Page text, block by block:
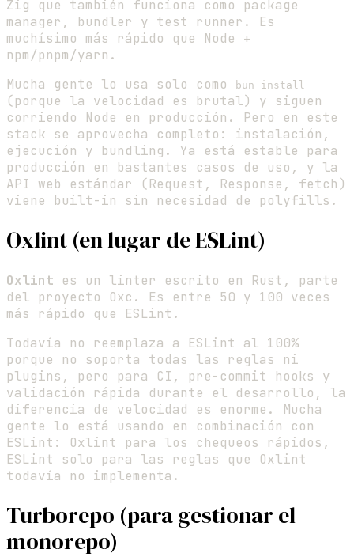
Zig que también funciona como package
manager, bundler y test runner. Es
muchísimo más rápido que Node +
npm/pnpm/yarn.
Mucha gente lo usa solo como
bun install
(porque la velocidad es brutal) y siguen
corriendo Node en producción. Pero en este
stack se aprovecha completo: instalación,
ejecución y bundling. Ya está estable para
producción en bastantes casos de uso, y la
API web estándar (Request, Response, fetch)
viene built-in sin necesidad de polyfills.
Oxlint (en lugar de ESLint)
Oxlint es un linter escrito en Rust, parte
del proyecto Oxc. Es entre 50 y 100 veces
más rápido que ESLint.
Todavía no reemplaza a ESLint al 100%
porque no soporta todas las reglas ni
plugins, pero para CI, pre-commit hooks y
validación rápida durante el desarrollo, la
diferencia de velocidad es enorme. Mucha
gente lo está usando en combinación con
ESLint: Oxlint para los chequeos rápidos,
ESLint solo para las reglas que Oxlint
todavía no implementa.
Turborepo (para gestionar el
monorepo)